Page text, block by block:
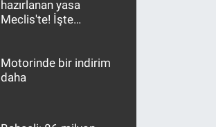
hazırlanan yasa
Meclis'te! İşte
Motorinde bir indirim
daha